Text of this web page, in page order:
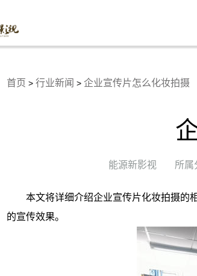
首页 > 行业新闻 > 企业宣传片怎么化妆拍摄
能源新影视 所属
本文将详细介绍企业宣传片化妆拍摄的
的宣传效果。